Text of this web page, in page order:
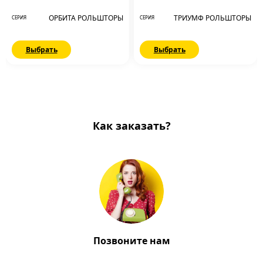
СЕРИЯ ОРБИТА РОЛЬШТОРЫ
Выбрать
СЕРИЯ ТРИУМФ РОЛЬШТОРЫ
Выбрать
Как заказать?
Позвоните нам